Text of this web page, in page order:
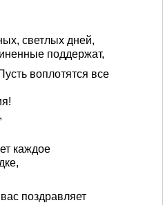
светлых дней,
поддержат,
воплотятся все
каждое
поздравляет